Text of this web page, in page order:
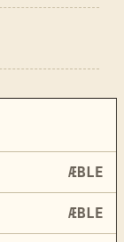
ÆBLE
ÆBLE